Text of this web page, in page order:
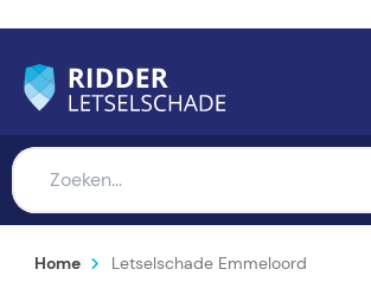
Home Letselschade Emmeloord